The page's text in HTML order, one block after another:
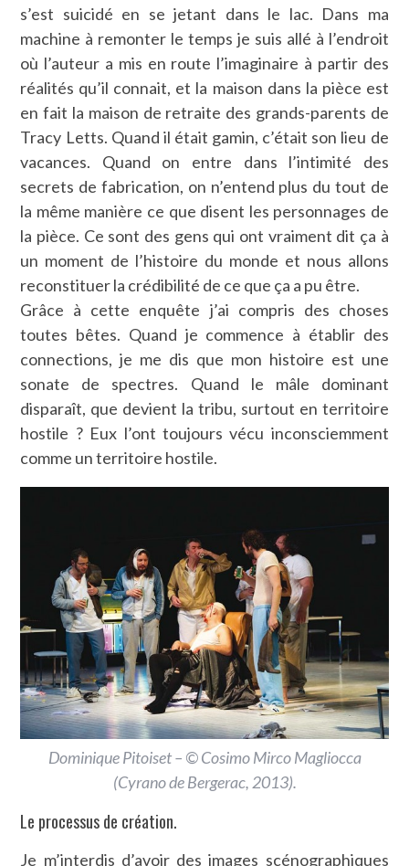
s’est suicidé en se jetant dans le lac. Dans ma
machine à remonter le temps je suis allé à l’endroit
où l’auteur a mis en route l’imaginaire à partir des
réalités qu’il connait, et la maison dans la pièce est
en fait la maison de retraite des grands-parents de
Tracy Letts. Quand il était gamin, c’était son lieu de
vacances. Quand on entre dans l’intimité des
secrets de fabrication, on n’entend plus du tout de
la même manière ce que disent les personnages de
la pièce. Ce sont des gens qui ont vraiment dit ça à
un moment de l’histoire du monde et nous allons
reconstituer la crédibilité de ce que ça a pu être.
Grâce à cette enquête j’ai compris des choses
toutes bêtes. Quand je commence à établir des
connections, je me dis que mon histoire est une
sonate de spectres. Quand le mâle dominant
disparaît, que devient la tribu, surtout en territoire
hostile ? Eux l’ont toujours vécu inconsciemment
comme un territoire hostile.
Dominique Pitoiset – © Cosimo Mirco Magliocca
(Cyrano de Bergerac, 2013).
Le processus de création.
Je m’interdis d’avoir des images scénographiques